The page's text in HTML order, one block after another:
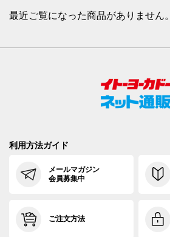
最近ご覧になった商品がありません。
利用方法ガイド
メールマガジン
会員募集中
ご注文方法